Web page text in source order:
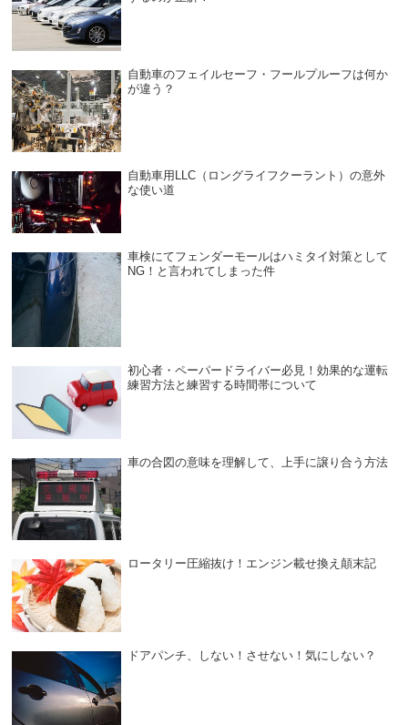
自動車のフェイルセーフ・フールプルーフは何か
が違う？
自動車用LLC（ロングライフクーラント）の意外
な使い道
車検にてフェンダーモールはハミタイ対策として
NG！と言われてしまった件
初心者・ペーパードライバー必見！効果的な運転
練習方法と練習する時間帯について
車の合図の意味を理解して、上手に譲り合う方法
ロータリー圧縮抜け！エンジン載せ換え顛末記
ドアパンチ、しない！させない！気にしない？